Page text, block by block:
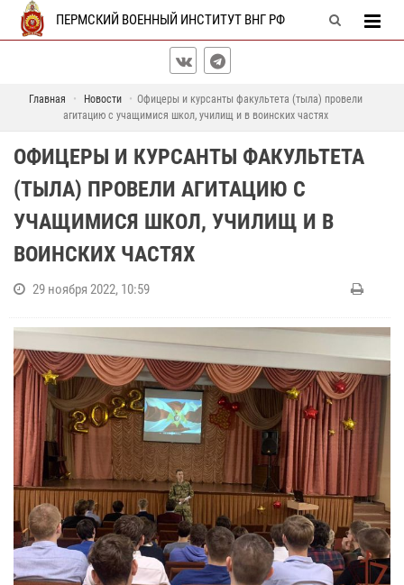
ПЕРМСКИЙ ВОЕННЫЙ ИНСТИТУТ ВНГ РФ
Главная Новости
Офицеры и курсанты факультета (тыла) провели
агитацию с учащимися школ, училищ и в воинских частях
ОФИЦЕРЫ И КУРСАНТЫ ФАКУЛЬТЕТА
(ТЫЛА) ПРОВЕЛИ АГИТАЦИЮ С
УЧАЩИМИСЯ ШКОЛ, УЧИЛИЩ И В
ВОИНСКИХ ЧАСТЯХ
29 ноября 2022, 10:59